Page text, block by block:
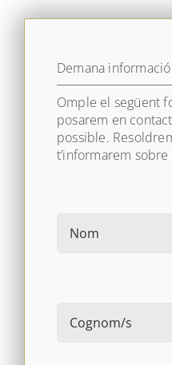
Demana informació
Omple el següent
posarem en
possible.
t’informarem